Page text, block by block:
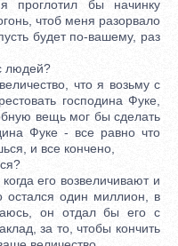
проглотил бы начинку
чтоб меня разорвало
будет по-вашему, раз
людей?
что я возьму с
господина Фуке,
вещь мог бы сделать
Фуке - все равно что
и все кончено,
его возвеличивают и
остался один миллион, в
он отдал бы его с
за то, чтобы кончить